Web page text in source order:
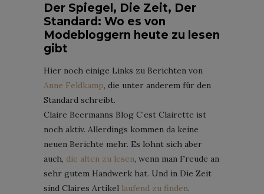
Der Spiegel, Die Zeit, Der
Standard: Wo es von
Modebloggern heute zu lesen
gibt
Hier noch einige Links zu Berichten von
Anne Feldkamp, die unter anderem für den
Standard schreibt.
Claire Beermanns Blog C’est Clairette ist
noch aktiv. Allerdings kommen da keine
neuen Berichte mehr. Es lohnt sich aber
auch, die alten zu lesen, wenn man Freude an
sehr gutem Handwerk hat. Und in Die Zeit
sind Claires Artikel laufend zu finden.